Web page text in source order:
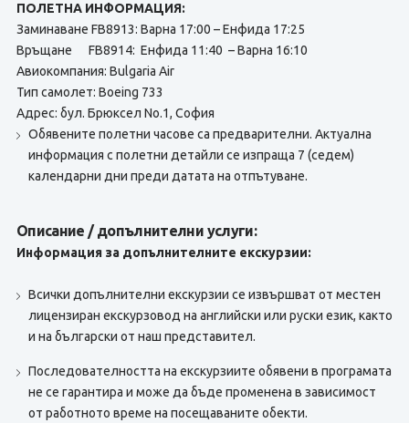
ПОЛЕТНА ИНФОРМАЦИЯ:
Заминаване FB8913: Варна 17:00 – Енфида 17:25
Връщане FB8914: Енфида 11:40 – Варна 16:10
Авиокомпания: Bulgaria Air
Тип самолет: Boeing 733
Адрес: бул. Брюксел No.1, София
Обявените полетни часове са предварителни. Актуална
информация с полетни детайли се изпраща 7 (седем)
календарни дни преди датата на отпътуване.
Описание / допълнителни услуги:
Информация за допълнителните екскурзии:
Всички допълнителни екскурзии се извършват от местен
лицензиран екскурзовод на английски или руски език, както
и на български от наш представител.
Последователността на екскурзиите обявени в програмата
не се гарантира и може да бъде променена в зависимост
от работното време на посещаваните обекти.